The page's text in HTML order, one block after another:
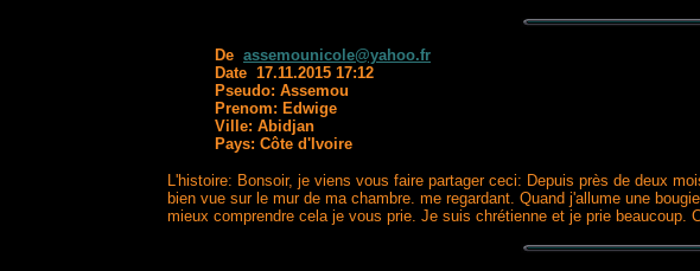
De assemounicole@yahoo.fr
Date 17.11.2015 17:12
Pseudo: Assemou
Prenom: Edwige
Ville: Abidjan
Pays: Côte d'Ivoire
L'histoire: Bonsoir, je viens vous faire partager ceci: Depuis près de deux
bien vue sur le mur de ma chambre. me regardant. Quand j'allume une
mieux comprendre cela je vous prie. Je suis chrétienne et je prie beaucoup.